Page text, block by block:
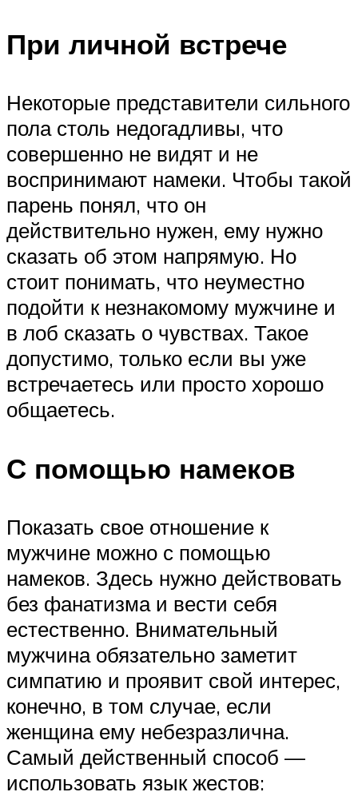
При личной встрече
Некоторые представители сильного
пола столь недогадливы, что
совершенно не видят и не
воспринимают намеки. Чтобы такой
парень понял, что он
действительно нужен, ему нужно
сказать об этом напрямую. Но
стоит понимать, что неуместно
подойти к незнакомому мужчине и
в лоб сказать о чувствах. Такое
допустимо, только если вы уже
встречаетесь или просто хорошо
общаетесь.
С помощью намеков
Показать свое отношение к
мужчине можно с помощью
намеков. Здесь нужно действовать
без фанатизма и вести себя
естественно. Внимательный
мужчина обязательно заметит
симпатию и проявит свой интерес,
конечно, в том случае, если
женщина ему небезразлична.
Самый действенный способ —
использовать язык жестов: